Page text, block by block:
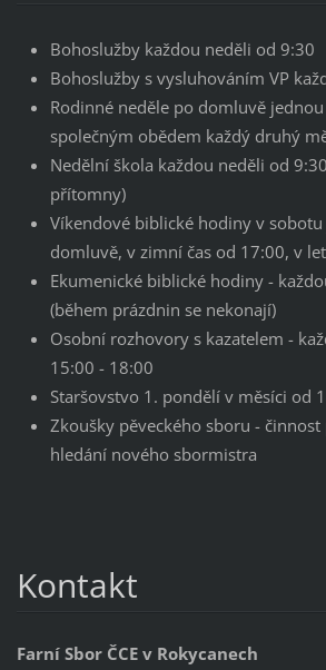
Bohoslužby každou neděli od 9:30
Bohoslužby s vysluhováním VP
Rodinné neděle po domluvě
společným obědem každý druhý
Nedělní škola každou neděli od
přítomny)
Víkendové biblické hodiny v
domluvě, v zimní čas od 17:00, v
Ekumenické biblické hodiny -
(během prázdnin se nekonají)
Osobní rozhovory s kazatelem -
15:00 - 18:00
Staršovstvo 1. pondělí v měsíci od
Zkoušky pěveckého sboru -
hledání nového sbormistra
Kontakt
Farní Sbor ČCE v Rokycanech